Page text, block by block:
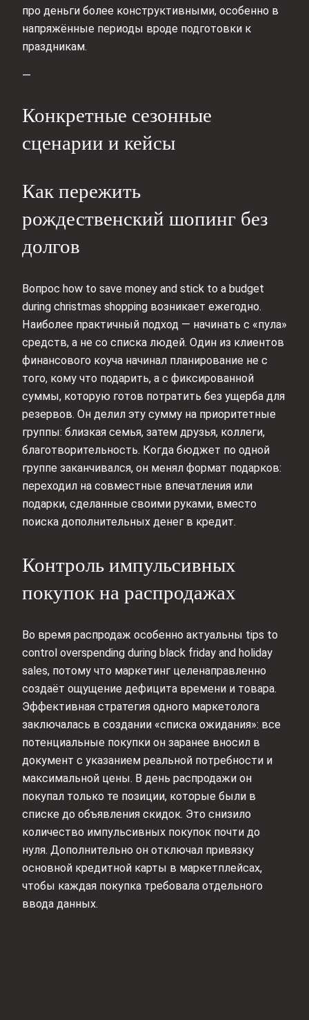
про деньги более конструктивными, особенно в
напряжённые периоды вроде подготовки к
праздникам.
—
Конкретные сезонные
сценарии и кейсы
Как пережить
рождественский шопинг без
долгов
Вопрос how to save money and stick to a budget
during christmas shopping возникает ежегодно.
Наиболее практичный подход — начинать с «пула»
средств, а не со списка людей. Один из клиентов
финансового коуча начинал планирование не с
того, кому что подарить, а с фиксированной
суммы, которую готов потратить без ущерба для
резервов. Он делил эту сумму на приоритетные
группы: близкая семья, затем друзья, коллеги,
благотворительность. Когда бюджет по одной
группе заканчивался, он менял формат подарков:
переходил на совместные впечатления или
подарки, сделанные своими руками, вместо
поиска дополнительных денег в кредит.
Контроль импульсивных
покупок на распродажах
Во время распродаж особенно актуальны tips to
control overspending during black friday and holiday
sales, потому что маркетинг целенаправленно
создаёт ощущение дефицита времени и товара.
Эффективная стратегия одного маркетолога
заключалась в создании «списка ожидания»: все
потенциальные покупки он заранее вносил в
документ с указанием реальной потребности и
максимальной цены. В день распродажи он
покупал только те позиции, которые были в
списке до объявления скидок. Это снизило
количество импульсивных покупок почти до
нуля. Дополнительно он отключал привязку
основной кредитной карты в маркетплейсах,
чтобы каждая покупка требовала отдельного
ввода данных.